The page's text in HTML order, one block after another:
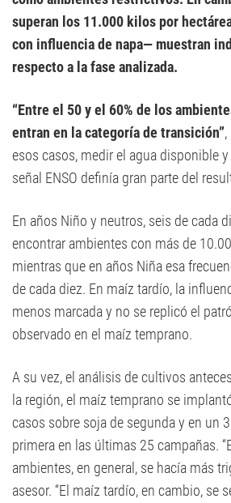
superan los 11.000 kilos por
con influencia de napa— muestran
respecto a la fase analizada.
“Entre el 50 y el 60% de los
entran en la categoría de transición”
esos casos, medir el agua disponible
señal ENSO definía gran parte del
En años Niño y neutros, seis de cada
encontrar ambientes con más de
mientras que en años Niña esa
de cada diez. En maíz tardío, la
menos marcada y no se replicó el
observado en el maíz temprano.
A su vez, el análisis de cultivos
la región, el maíz temprano se
casos sobre soja de segunda y en un
primera en las últimas 25 campañas.
ambientes, en general, se hacía más
asesor. “El maíz tardío, en cambio, se